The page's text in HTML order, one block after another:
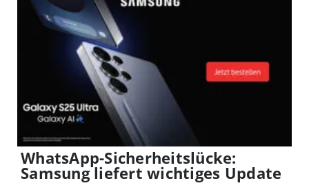
WhatsApp-Sicherheitslücke:
Samsung liefert wichtiges Update